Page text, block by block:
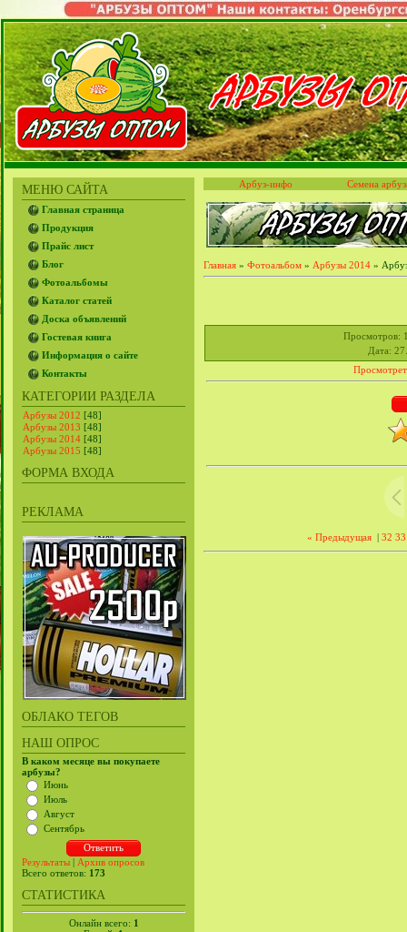
МЕНЮ САЙТА
Главная страница
Продукция
Прайс лист
Блог
Фотоальбомы
Каталог статей
Доска объявлений
Гостевая книга
Информация о сайте
Контакты
КАТЕГОРИИ РАЗДЕЛА
Арбузы 2012 [48]
Арбузы 2013 [48]
Арбузы 2014 [48]
Арбузы 2015 [48]
ФОРМА ВХОДА
РЕКЛАМА
ОБЛАКО ТЕГОВ
НАШ ОПРОС
В каком месяце вы покупаете
арбузы?
Июнь
Июль
Август
Сентябрь
Результаты | Архив опросов
Всего ответов: 173
СТАТИСТИКА
Онлайн всего: 1
Арбуз-инфо Семена
Главная » Фотоальбом » Арбузы 2014 »
Просмотров:
Дата:
« Предыдущая | 32 33